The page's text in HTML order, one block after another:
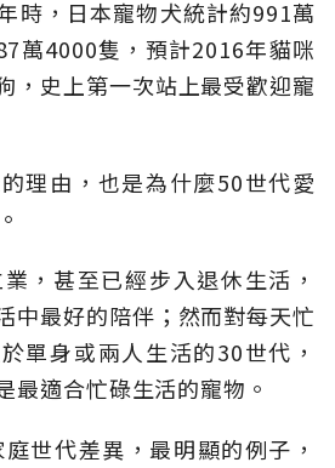
時，日本寵物犬統計約991萬
萬4000隻，預計2016年貓咪
，史上第一次站上最受歡迎寵
理由，也是為什麼50世代愛
，甚至已經步入退休生活，
中最好的陪伴；然而對每天忙
單身或兩人生活的30世代，
最適合忙碌生活的寵物。
世代差異，最明顯的例子，